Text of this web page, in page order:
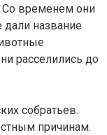
Со временем они
название
расселились до
собратьев.
причинам.